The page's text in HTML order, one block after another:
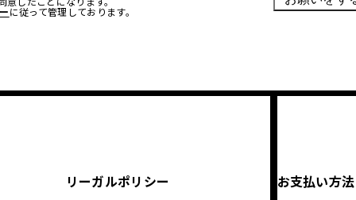
に従って管理しております。
リーガルポリシー お支払い方法